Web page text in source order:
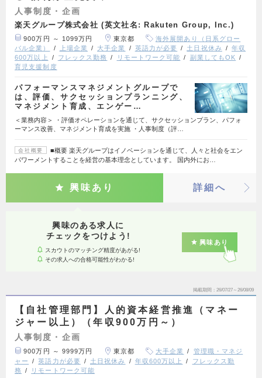
人事制度・企画
楽天グループ株式会社 (英文社名: Rakuten Group, Inc.)
900万円 ～ 1099万円 東京都
海外展開あり（日系グロー
バル企業）
上場企業 大手企業 英語力が必要 土日祝休み
年収
600万以上
フレックス勤務 リモートワーク可能
副業してもOK
育児支援制度
パフォーマンスマネジメントグループで
は、評価、サクセッションプランニング、
マネジメント育成、エンゲー…
＜業務内容＞ ・評価オペレーションを通じて、サクセッションプラン、パフォ
ーマンス改善、マネジメント育成を実施 ・人事制度（評…
会社概要
■概要 楽天グループはイノベーションを通じて、人々と社会をエン
パワーメントすることを経営の基本理念としています。 国内外にお…
興味あり 詳細へ
興味のある求人に
チェックをつけよう!
スカウトのマッチング精度があがる!
その求人への合格可能性がわかる!
興味あり
掲載期間 26/07/27～26/08/09
【自社管理部門】人的資本経営推進（マネー
ジャー以上）（年収900万円～）
人事制度・企画
900万円 ～ 9999万円 東京都 大手企業
管理職・マネジ
ャー
英語力が必要 土日祝休み 年収600万以上
フレックス勤
務
リモートワーク可能